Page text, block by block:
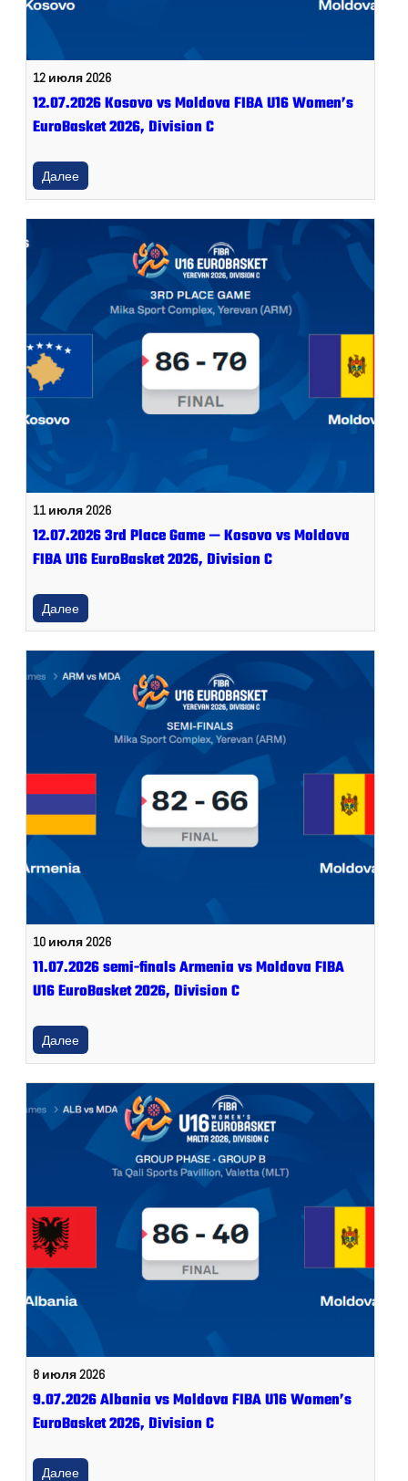
12 июля 2026
12.07.2026 Kosovo vs Moldova FIBA U16 Women’s
EuroBasket 2026, Division C
Далее
11 июля 2026
12.07.2026 3rd Place Game — Kosovo vs Moldova
FIBA U16 EuroBasket 2026, Division C
Далее
10 июля 2026
11.07.2026 semi-finals Armenia vs Moldova FIBA
U16 EuroBasket 2026, Division C
Далее
8 июля 2026
9.07.2026 Albania vs Moldova FIBA U16 Women’s
EuroBasket 2026, Division C
Далее